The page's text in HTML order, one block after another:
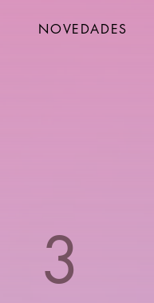
NOVEDADES
3